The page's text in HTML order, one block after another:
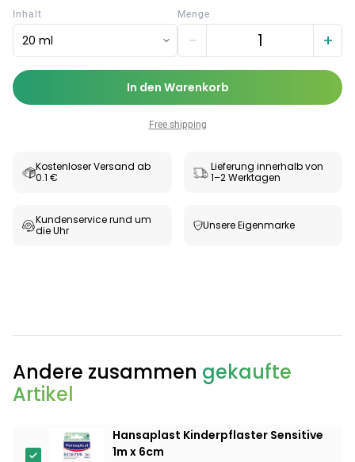
TestzentrumArzneimittel Hygiene &
Haushalt
Baby &
Sanitätshaus
Products
Inhalt
20 ml
Menge
− +
In den Warenkorb
Free shipping
Kostenloser Versand ab
0.1 €
Lieferung innerhalb von
1–2 Werktagen
Kundenservice rund um
die Uhr
Unsere Eigenmarke
Andere zusammen gekaufte
Artikel
Hansaplast Kinderpflaster Sensitive
1m x 6cm